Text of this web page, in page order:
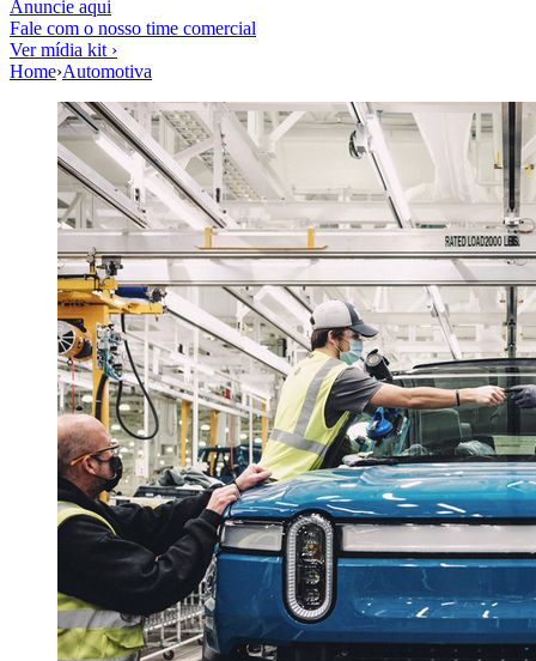
Anuncie aqui
Fale com o nosso time comercial
Ver mídia kit ›
Home›Automotiva